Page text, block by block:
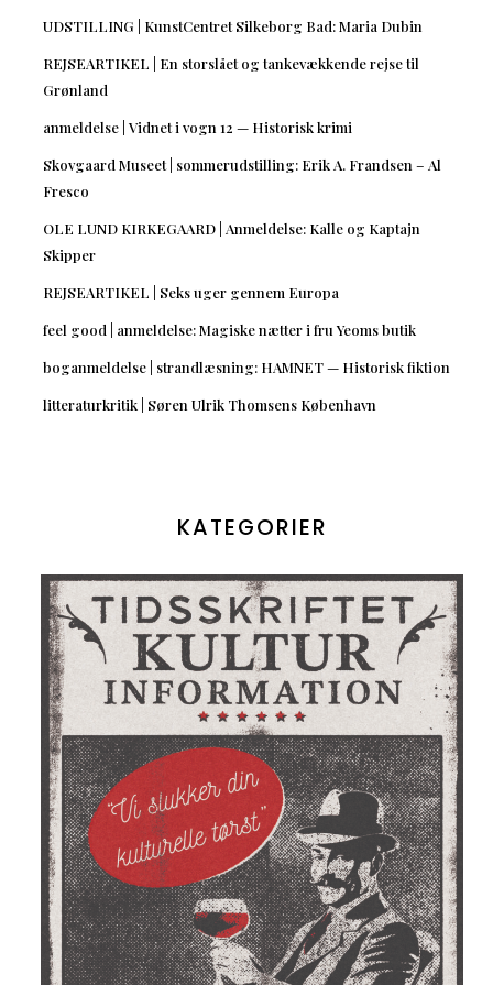
UDSTILLING | KunstCentret Silkeborg Bad: Maria Dubin
REJSEARTIKEL | En storslået og tankevækkende rejse til
Grønland
anmeldelse | Vidnet i vogn 12 — Historisk krimi
Skovgaard Museet | sommerudstilling: Erik A. Frandsen – Al
Fresco
OLE LUND KIRKEGAARD | Anmeldelse: Kalle og Kaptajn
Skipper
REJSEARTIKEL | Seks uger gennem Europa
feel good | anmeldelse: Magiske nætter i fru Yeoms butik
boganmeldelse | strandlæsning: HAMNET — Historisk fiktion
litteraturkritik | Søren Ulrik Thomsens København
KATEGORIER